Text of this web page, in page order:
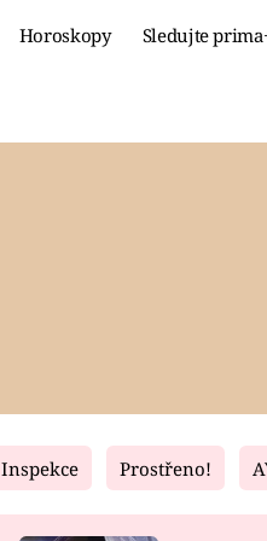
Horoskopy Sledujte
Fresh
Inspekce Prostřeno!